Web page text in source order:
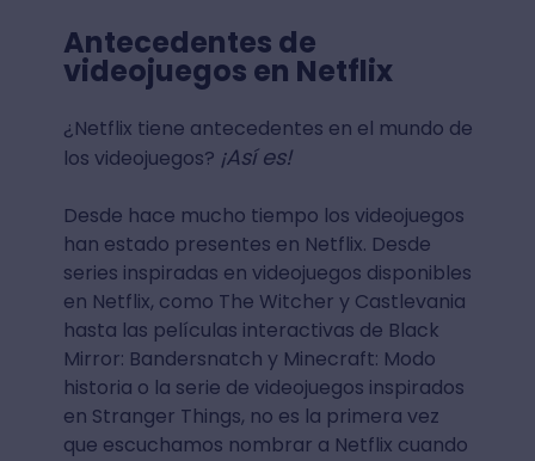
Antecedentes de
videojuegos en Netflix
¿Netflix tiene antecedentes en el mundo de
los videojuegos? ¡Así es!
Desde hace mucho tiempo los videojuegos
han estado presentes en Netflix. Desde
series inspiradas en videojuegos disponibles
en Netflix, como The Witcher y Castlevania
hasta las películas interactivas de Black
Mirror: Bandersnatch y Minecraft: Modo
historia o la serie de videojuegos inspirados
en Stranger Things, no es la primera vez
que escuchamos nombrar a Netflix cuando